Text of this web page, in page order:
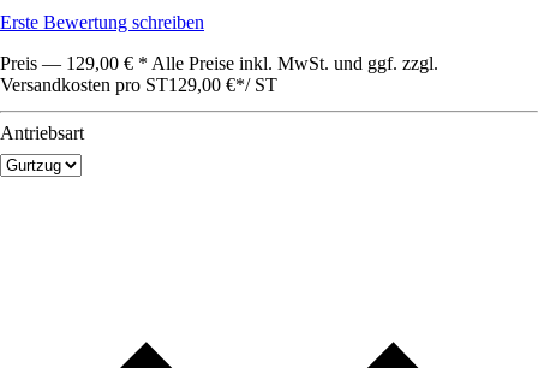
Erste Bewertung schreiben
Preis — 129,00 € * Alle Preise inkl. MwSt. und ggf. zzgl.
Versandkosten pro ST129,00 €*/ ST
Antriebsart